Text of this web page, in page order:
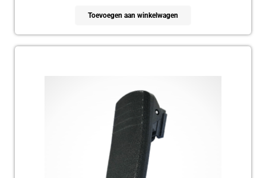
Toevoegen aan winkelwagen